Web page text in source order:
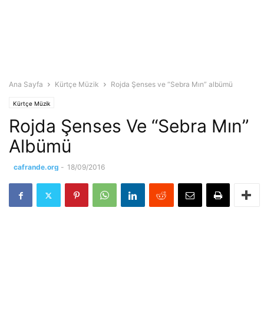
Ana Sayfa Kürtçe Müzik Rojda Şenses ve “Sebra Mın” albümü
Kürtçe Müzik
Rojda Şenses Ve “Sebra Mın”
Albümü
cafrande.org - 18/09/2016